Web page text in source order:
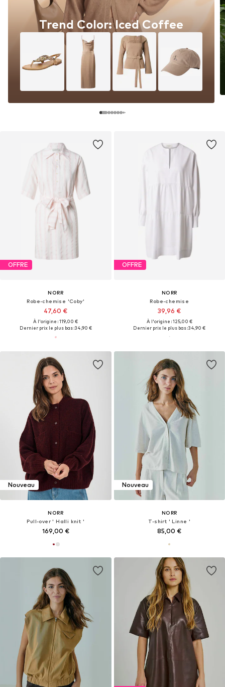
Trend Color: Iced Coffee
OFFRE
NORR
Robe-chemise 'Coby'
47,60 €
À l'origine : 119,00 €
Dernier prix le plus bas :34,90 €
OFFRE
NORR
Robe-chemise
39,96 €
À l'origine : 125,00 €
Dernier prix le plus bas :34,90 €
Nouveau
NORR
Pull-over ' Halli knit '
169,00 €
Nouveau
NORR
T-shirt ' Linne '
85,00 €